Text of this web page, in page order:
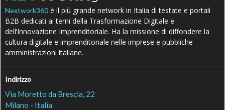
Nextwork360 è il più grande network in Italia di testate e portali
B2B dedicati ai temi della Trasformazione Digitale e
dell’Innovazione Imprenditoriale. Ha la missione di diffondere la
cultura digitale e imprenditoriale nelle imprese e pubbliche
amministrazioni italiane.
Indirizzo
Via Moretto da Brescia, 22
Milano - Italia